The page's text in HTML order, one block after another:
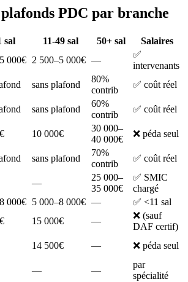
plafonds PDC par branche
sal 11-49 sal 50+ sal
Salaires
000€ 2 500–5 000€ —
✅
intervenants
sans plafond
80%
contrib
✅ coût réel
sans plafond
60%
contrib
✅ coût réel
10 000€
30 000–
40 000€
❌ péda seul
sans plafond
70%
contrib
✅ coût réel
—
25 000–
35 000€
✅ SMIC
chargé
000€ 5 000–8 000€ —
✅ <11 sal
15 000€ —
❌ (sauf
DAF certif)
14 500€ — ❌ péda seul
— —
par
spécialité